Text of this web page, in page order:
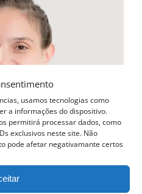
usamos tecnologias como
a informações do dispositivo.
permitirá processar dados, como
exclusivos neste site. Não
pode afetar negativamante certos